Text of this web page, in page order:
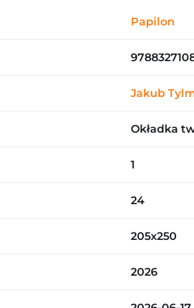
Papilon
Jakub
Okładka
1
24
205x250
2026